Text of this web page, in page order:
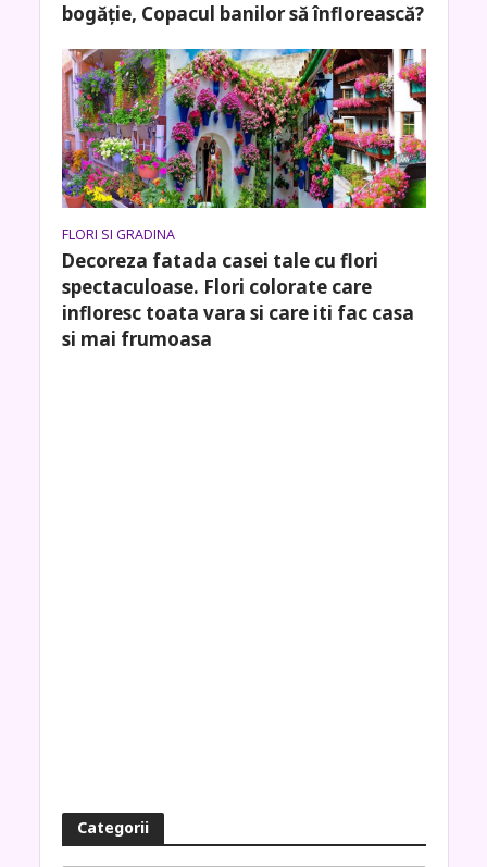
bogăţie, Copacul banilor să înflorească?
FLORI SI GRADINA
Decoreza fatada casei tale cu flori
spectaculoase. Flori colorate care
infloresc toata vara si care iti fac casa
si mai frumoasa
Categorii